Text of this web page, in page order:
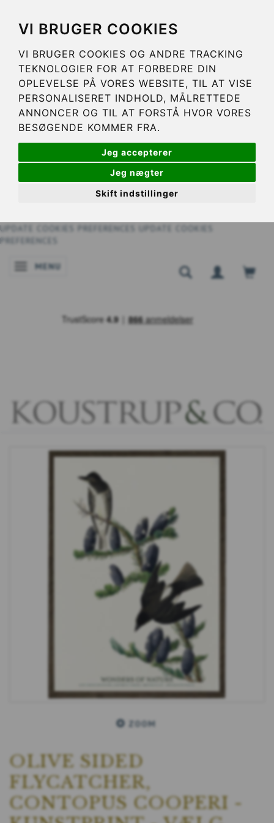
VI BRUGER COOKIES
VI BRUGER COOKIES OG ANDRE TRACKING
TEKNOLOGIER FOR AT FORBEDRE DIN
OPLEVELSE PÅ VORES WEBSITE, TIL AT VISE
PERSONALISERET INDHOLD, MÅLRETTEDE
ANNONCER OG TIL AT FORSTÅ HVOR VORES
BESØGENDE KOMMER FRA.
Jeg accepterer
Jeg nægter
Skift indstillinger
UPDATE COOKIES PREFERENCES
UPDATE COOKIES
PREFERENCES
SKIFTE NAVIGATION
MENU
ZOOM
OLIVE SIDED
FLYCATCHER,
CONTOPUS COOPERI -